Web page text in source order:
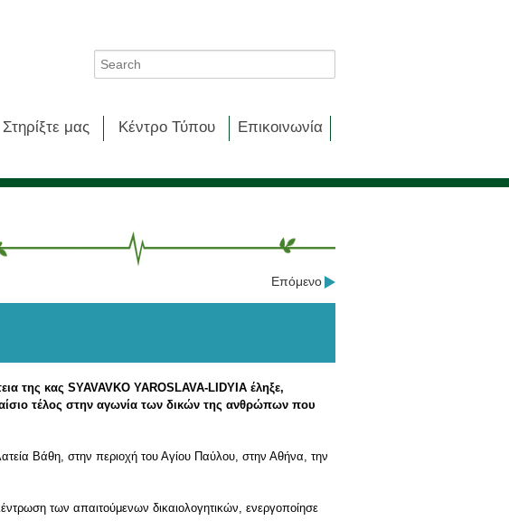
Στηρίξτε μας Κέντρο Τύπου Επικοινωνία
Επόμενο
της κας SYAVAVKO YAROSLAVA-LIDYIA έληξε,
τέλος στην αγωνία των δικών της ανθρώπων που
Βάθη, στην περιοχή του Αγίου Παύλου, στην Αθήνα, την
των απαιτούμενων δικαιολογητικών, ενεργοποίησε